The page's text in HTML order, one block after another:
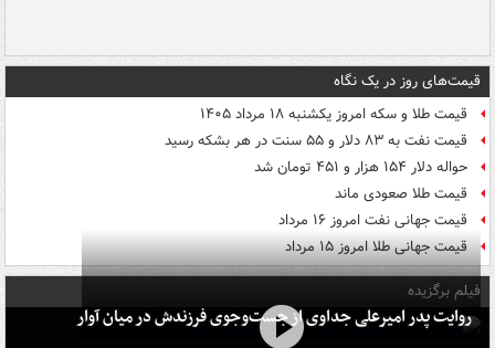
قیمت‌های روز در یک نگاه
قیمت طلا و سکه امروز یکشنبه ۱۸ مرداد ۱۴۰۵
قیمت نفت به ۸۳ دلار و ۵۵ سنت در هر بشکه رسید
حواله دلار ۱۵۴ هزار و ۴۵۱ تومان شد
قیمت طلا صعودی ماند
قیمت جهانی نفت امروز ۱۶ مرداد
قیمت جهانی طلا امروز ۱۵ مرداد
فیلم برگزیده
روایت پدر امیرعلی جداوی از جست‌وجوی فرزندش در میان آوار